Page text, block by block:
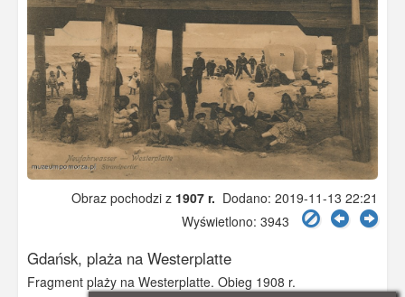
Obraz pochodzi z 1907 r. Dodano: 2019-11-13 22:21
Wyświetlono: 3943
Gdańsk, plaża na Westerplatte
Fragment plaży na Westerplatte. Obieg 1908 r.